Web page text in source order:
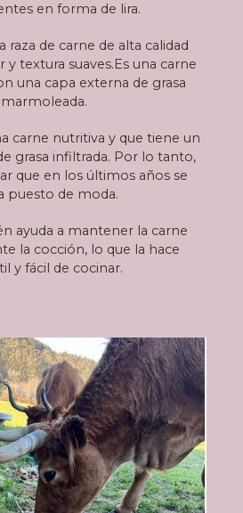
en forma de lira.
raza de carne de alta calidad
y textura suaves.Es una carne
una capa externa de grasa
marmoleada.
carne nutritiva y que tiene un
grasa infiltrada. Por lo tanto,
que en los últimos años se
puesto de moda.
ayuda a mantener la carne
la cocción, lo que la hace
y fácil de cocinar.